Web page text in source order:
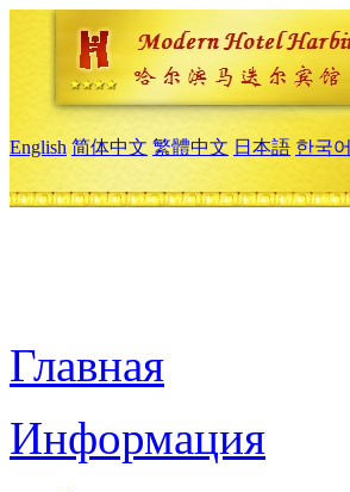
English 简体中文 繁體中文 日本語 한국어
Главная
Информация